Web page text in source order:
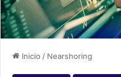
Inicio / Nearshoring